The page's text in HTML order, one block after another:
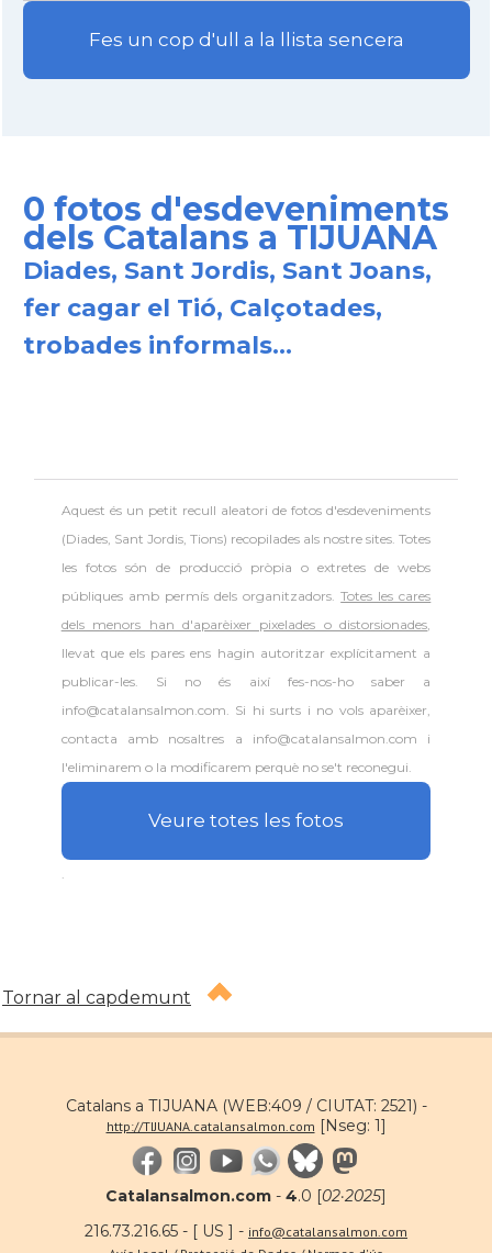
Fes un cop d'ull a la llista sencera
0 fotos d'esdeveniments
dels Catalans a TIJUANA
Diades, Sant Jordis, Sant Joans,
fer cagar el Tió, Calçotades,
trobades informals...
Aquest és un petit recull aleatori defotos d'esdeveniments
(Diades, Sant Jordis, Tions) recopilades als nostre sites. Totes
les fotos són de producció pròpia o extretes de webs
públiques amb permís dels organitzadors.Totes les cares
dels menors han d'aparèixer pixelades o distorsionades,
llevat que els pares ens hagin autoritzar explícitament a
publicar-les. Si no és així fes-nos-ho saber a
info@catalansalmon.com. Si hi surts i no vols aparèixer,
contacta amb nosaltres a info@catalansalmon.com i
l'eliminarem o la modificarem perquè no se't reconegui.
Veure totes les fotos
Tornar al capdemunt
Catalans a TIJUANA (WEB:409 / CIUTAT: 2521) -
http://TIJUANA.catalansalmon.com [Nseg: 1]
Catalansalmon.com - 4.0 [02·2025]
216.73.216.65 - [ US ] - info@catalansalmon.com